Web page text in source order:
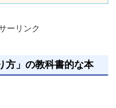
ーリンク
方」の教科書的な本